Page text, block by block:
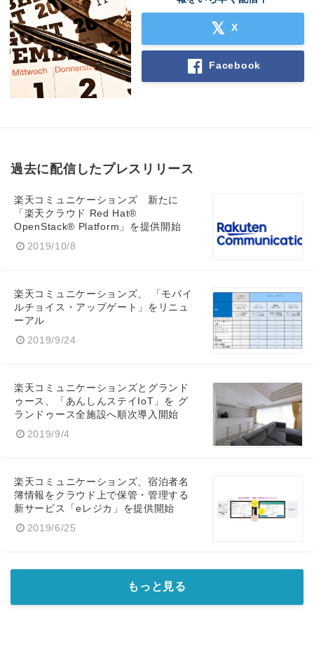
X
Facebook
過去に配信したプレスリリース
楽天コミュニケーションズ 新たに
「楽天クラウド Red Hat®
OpenStack® Platform」を提供開始
2019/10/8
楽天コミュニケーションズ、 「モバイ
ルチョイス・アップゲート」をリニュ
ーアル
2019/9/24
楽天コミュニケーションズとグランド
ゥース、「あんしんステイIoT」を グ
ランドゥース全施設へ順次導入開始
2019/9/4
楽天コミュニケーションズ、宿泊者名
簿情報をクラウド上で保管・管理する
新サービス「eレジカ」を提供開始
2019/6/25
もっと見る
Japanese